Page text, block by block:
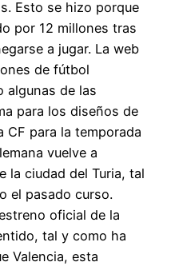
Esto se hizo porque
por 12 millones tras
a jugar. La web
de fútbol
algunas de las
para los diseños de
CF para la temporada
vuelve a
la ciudad del Turia, tal
el pasado curso.
oficial de la
tal y como ha
Valencia, esta